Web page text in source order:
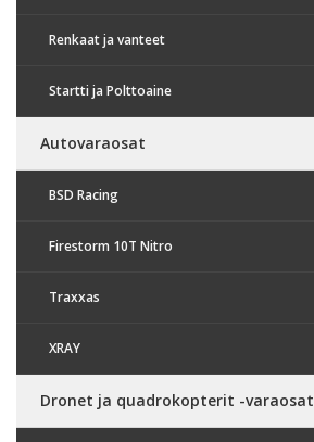
Renkaat ja vanteet
Startti ja Polttoaine
Autovaraosat
BSD Racing
Firestorm 10T Nitro
Traxxas
XRAY
Dronet ja quadrokopterit -varaosat